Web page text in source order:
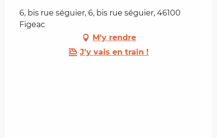
6, bis rue séguier, 6, bis rue séguier, 46100
Figeac
M'y rendre
J'y vais en train !